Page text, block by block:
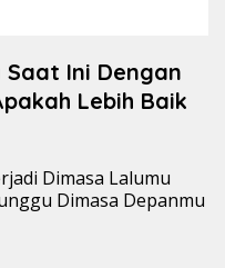
Ini Dengan
Lebih Baik